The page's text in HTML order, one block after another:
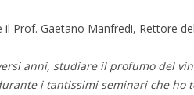
il Prof. Gaetano Manfredi, Rettore
anni, studiare il profumo del
i tantissimi seminari che